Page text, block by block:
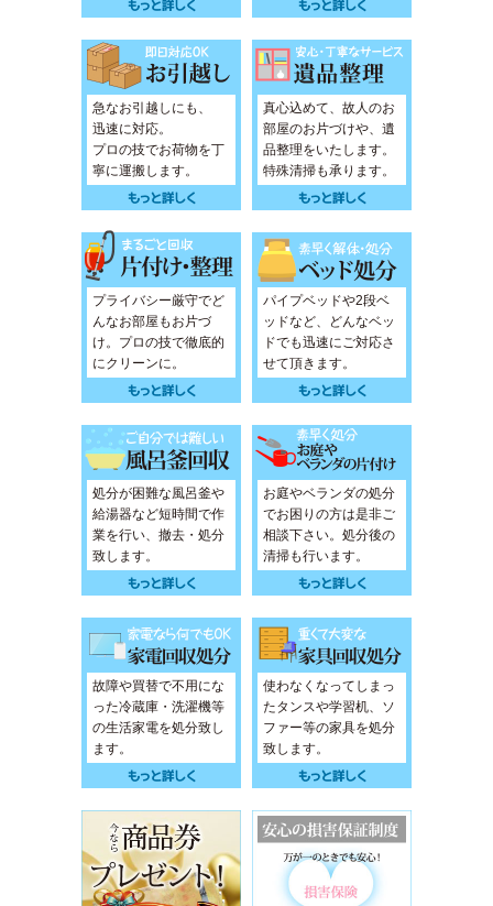
急なお引越しにも、
迅速に対応。
プロの技でお荷物を丁
寧に運搬します。
真心込めて、故人のお
部屋のお片づけや、遺
品整理をいたします。
特殊清掃も承ります。
プライバシー厳守でど
んなお部屋もお片づ
け。プロの技で徹底的
にクリーンに。
パイプベッドや2段ベ
ッドなど、どんなベッ
ドでも迅速にご対応さ
せて頂きます。
処分が困難な風呂釜や
給湯器など短時間で作
業を行い、撤去・処分
致します。
お庭やベランダの処分
でお困りの方は是非ご
相談下さい。処分後の
清掃も行います。
故障や買替で不用にな
った冷蔵庫・洗濯機等
の生活家電を処分致し
ます。
使わなくなってしまっ
たタンスや学習机、ソ
ファー等の家具を処分
致します。